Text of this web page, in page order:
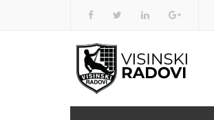
FacebookYoutube